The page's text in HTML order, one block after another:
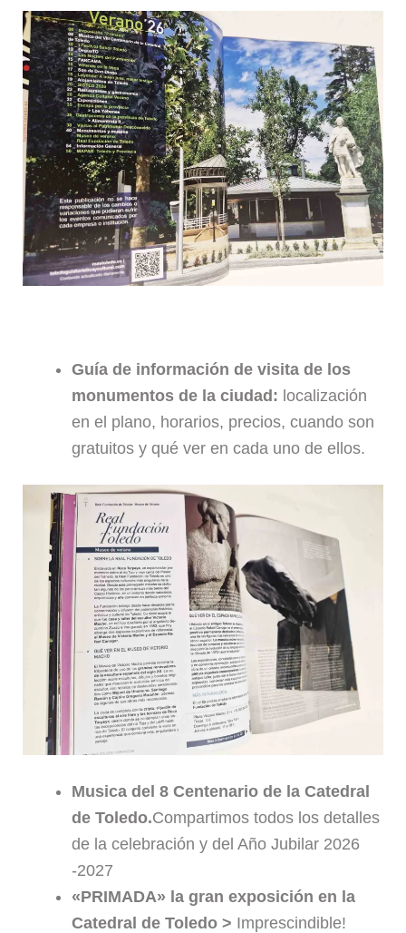
Guía de información de visita de los
monumentos de la ciudad: localización
en el plano, horarios, precios, cuando son
gratuitos y qué ver en cada uno de ellos.
Musica del 8 Centenario de la Catedral
de Toledo.Compartimos todos los detalles
de la celebración y del Año Jubilar 2026
-2027
«PRIMADA» la gran exposición en la
Catedral de Toledo > Imprescindible!